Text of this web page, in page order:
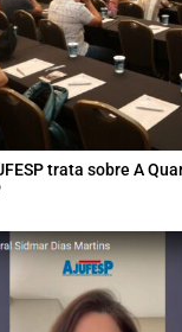
trata sobre A